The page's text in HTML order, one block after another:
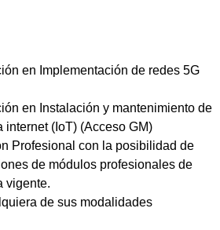
en Implementación de redes 5G
en Instalación y mantenimiento de
internet (IoT) (Acceso GM)
Profesional con la posibilidad de
de módulos profesionales de
vigente.
de sus modalidades